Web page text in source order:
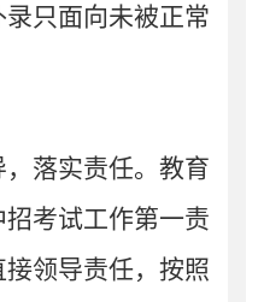
录只面向未被正常
，落实责任。 教育
考试工作第一责
领导责任， 按照